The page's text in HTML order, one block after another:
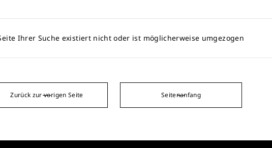
Ihrer Suche existiert nicht oder ist möglicherweise umgezogen
Zurück zur vorigen Seite Seitenanfang